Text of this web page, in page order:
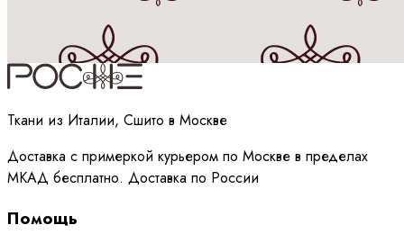
Принимаюполитикуобработки данных
Ткани из Италии, Сшито в Москве
Доставка с примеркой курьером по Москве в пределах
МКАД бесплатно. Доставка по России
Помощь